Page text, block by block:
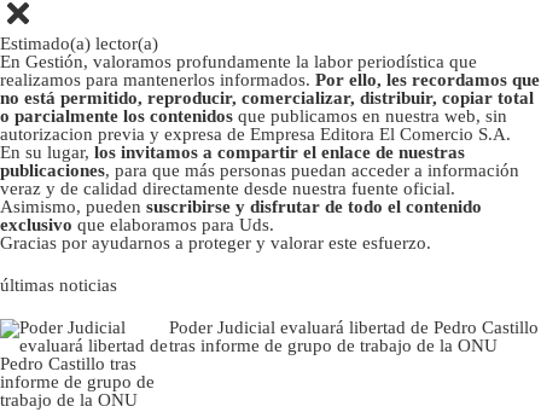
Estimado(a) lector(a)
En Gestión, valoramos profundamente la labor periodística que
realizamos para mantenerlos informados. Por ello, les recordamos que
no está permitido, reproducir, comercializar, distribuir, copiar total
o parcialmente los contenidos que publicamos en nuestra web, sin
autorizacion previa y expresa de Empresa Editora El Comercio S.A.
En su lugar, los invitamos a compartir el enlace de nuestras
publicaciones, para que más personas puedan acceder a información
veraz y de calidad directamente desde nuestra fuente oficial.
Asimismo, pueden suscribirse y disfrutar de todo el contenido
exclusivo que elaboramos para Uds.
Gracias por ayudarnos a proteger y valorar este esfuerzo.
últimas noticias
Poder Judicial evaluará libertad de Pedro Castillo
tras informe de grupo de trabajo de la ONU